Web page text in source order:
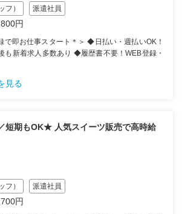
フ）
派遣社員
円
で即お仕事スタート＊＞ ◆日払い・週払いOK！
も新着求人多数あり ◆履歴書不要！WEB登録・
見る
短期もOK★ 人気スイーツ販売で高時給
フ）
派遣社員
円